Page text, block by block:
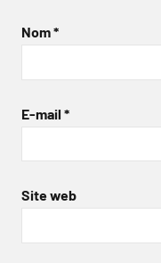
Nom*
E-mail *
Site web